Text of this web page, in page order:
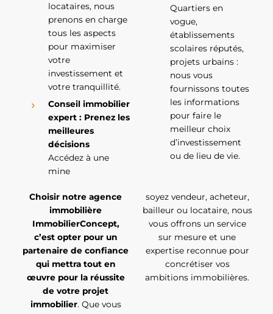
locataires, nous
prenons en charge
tous les aspects
pour maximiser
votre
investissement et
votre tranquillité.
Conseil immobilier
expert : Prenez les
meilleures
décisions
Accédez à une
mine
Quartiers en
vogue,
établissements
scolaires réputés,
projets urbains :
nous vous
fournissons toutes
les informations
pour faire le
meilleur choix
d’investissement
ou de lieu de vie.
Choisir notre agence
immobilière
ImmobilierConcept,
c’est opter pour un
partenaire de confiance
qui mettra tout en
œuvre pour la réussite
de votre projet
immobilier. Que vous
soyez vendeur, acheteur,
bailleur ou locataire, nous
vous offrons un service
sur mesure et une
expertise reconnue pour
concrétiser vos
ambitions immobilières.